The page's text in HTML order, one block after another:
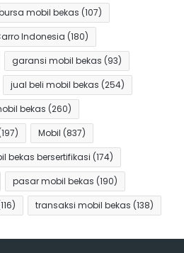
mobil bekas (107)
Indonesia (180)
garansi mobil bekas (93)
jual beli mobil bekas (254)
bekas (260)
Mobil (837)
bekas bersertifikasi (174)
pasar mobil bekas (190)
transaksi mobil bekas (138)